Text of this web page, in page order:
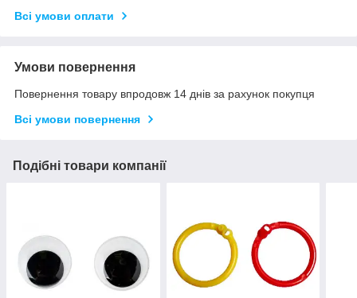
Всі умови оплати
Умови повернення
Повернення товару впродовж 14 днів за рахунок покупця
Всі умови повернення
Подібні товари компанії